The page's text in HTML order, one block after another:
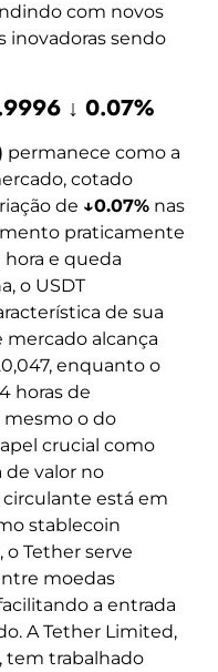
com novos
inovadoras sendo
↓ 0.07%
permanece como a
cotado
de ↓0.07% nas
praticamente
e queda
o USDT
de sua
mercado alcança
enquanto o
horas de
mesmo o do
crucial como
de valor no
está em
stablecoin
o Tether serve
moedas
a entrada
A Tether Limited,
tem trabalhado